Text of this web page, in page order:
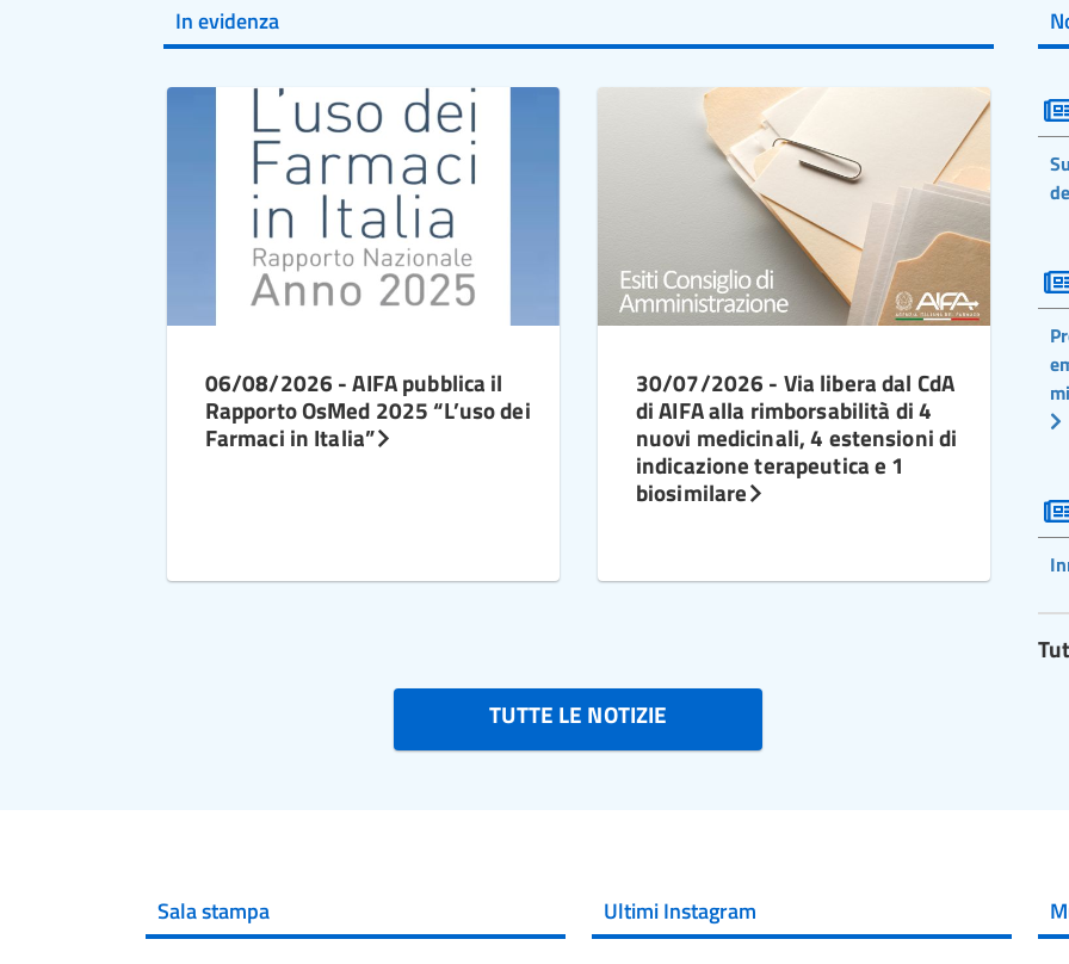
In evidenza
06/08/2026 - AIFA pubblica il
Rapporto OsMed 2025 “L’uso dei
Farmaci in Italia”
30/07/2026 - Via libera dal CdA
di AIFA alla rimborsabilità di 4
nuovi medicinali, 4 estensioni di
indicazione terapeutica e 1
biosimilare
TUTTE LE NOTIZIE
Sala stampa Ultimi Instagram